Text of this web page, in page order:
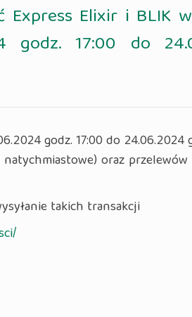
Express Elixir i BLIK
godz. 17:00 do
godz. 17:00 do 24.06.2024
oraz
takich transakcji